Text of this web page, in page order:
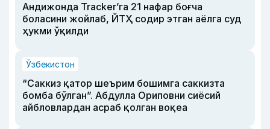
Андижонда Tracker’га 21 нафар боғча
боласини жойлаб, ЙТҲ содир этган аёлга суд
ҳукми ўқилди
Ўзбекистон
“Саккиз қатор шеърим бошимга саккизта
бомба бўлган”. Абдулла Ориповни сиёсий
айбловлардан асраб қолган воқеа